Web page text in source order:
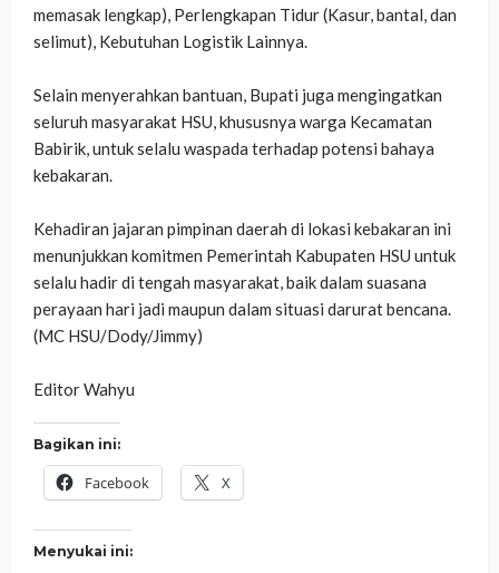
memasak lengkap), Perlengkapan Tidur (Kasur, bantal, dan
selimut), Kebutuhan Logistik Lainnya.
‎Selain menyerahkan bantuan, Bupati juga mengingatkan
seluruh masyarakat HSU, khususnya warga Kecamatan
Babirik, untuk selalu waspada terhadap potensi bahaya
kebakaran.
‎Kehadiran jajaran pimpinan daerah di lokasi kebakaran ini
menunjukkan komitmen Pemerintah Kabupaten HSU untuk
selalu hadir di tengah masyarakat, baik dalam suasana
perayaan hari jadi maupun dalam situasi darurat bencana.
(MC HSU/Dody/Jimmy)
‎Editor Wahyu
Bagikan ini:
Facebook X
Menyukai ini: